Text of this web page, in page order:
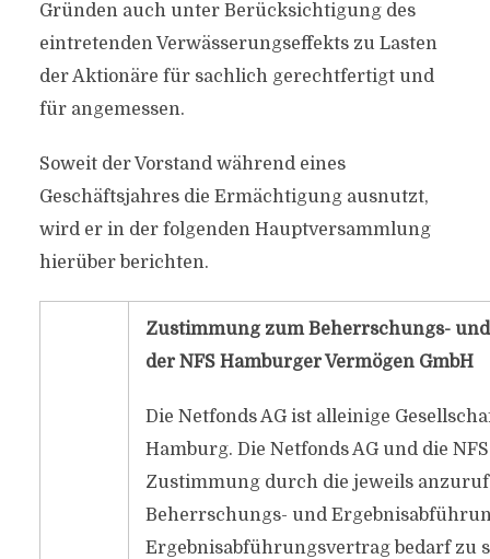
Gründen auch unter Berücksichtigung des
eintretenden Verwässerungseffekts zu Lasten
der Aktionäre für sachlich gerechtfertigt und
für angemessen.
Soweit der Vorstand während eines
Geschäftsjahres die Ermächtigung ausnutzt,
wird er in der folgenden Hauptversammlung
hierüber berichten.
Zustimmung zum Beherrschungs-
der NFS Hamburger Vermögen GmbH
Die Netfonds AG ist alleinige
Hamburg. Die Netfonds AG und die
Zustimmung durch die jeweils
Beherrschungs- und
Ergebnisabführungsvertrag bedarf zu